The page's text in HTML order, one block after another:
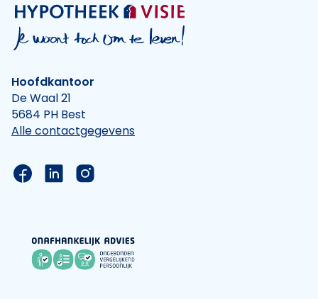
Hoofdkantoor
De Waal 21
5684 PH Best
Alle contactgegevens
Link naar de Facebook pagina van Hypotheek
Link naar de LinkedIn pagina van
Link naar de Instagram pagina van